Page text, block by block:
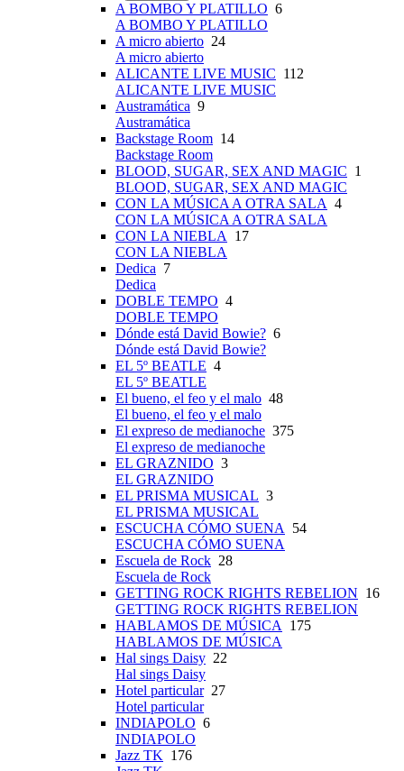
A BOMBO Y PLATILLO 6
A BOMBO Y PLATILLO
A micro abierto 24
A micro abierto
ALICANTE LIVE MUSIC 112
ALICANTE LIVE MUSIC
Austramática 9
Austramática
Backstage Room 14
Backstage Room
BLOOD, SUGAR, SEX AND MAGIC 1
BLOOD, SUGAR, SEX AND MAGIC
CON LA MÚSICA A OTRA SALA 4
CON LA MÚSICA A OTRA SALA
CON LA NIEBLA
17
CON LA NIEBLA
Dedica 7
Dedica
DOBLE TEMPO 4
DOBLE TEMPO
Dónde está David Bowie? 6
Dónde está David Bowie?
EL 5º BEATLE 4
EL 5º BEATLE
El bueno, el feo y el malo 48
El bueno, el feo y el malo
El expreso de medianoche 375
El expreso de medianoche
EL GRAZNIDO 3
EL GRAZNIDO
EL PRISMA MUSICAL 3
EL PRISMA MUSICAL
ESCUCHA CÓMO SUENA
54
ESCUCHA CÓMO SUENA
Escuela de Rock 28
Escuela de Rock
GETTING ROCK RIGHTS REBELION 16
GETTING ROCK RIGHTS REBELION
HABLAMOS DE MÚSICA
175
HABLAMOS DE MÚSICA
Hal sings Daisy 22
Hal sings Daisy
Hotel particular27
Hotel particular
INDIAPOLO 6
INDIAPOLO
Jazz TK 176